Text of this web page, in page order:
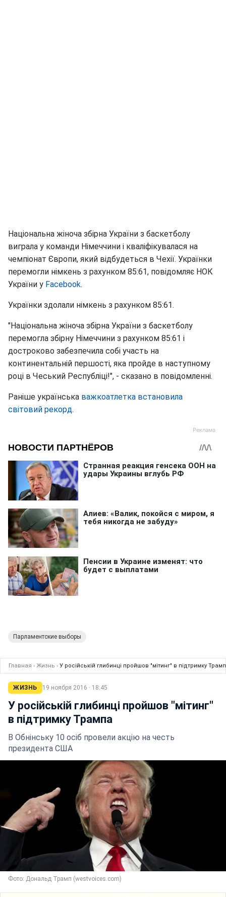
Національна жіноча збірна України з баскетболу
виграла у команди Німеччини і кваліфікувалася на
чемпіонат Європи, який відбудеться в Чехії. Українки
перемогли німкень з рахунком 85:61, повідомляє НОК
України у Facebook.
Українки здолали німкень з рахунком 85:61.
"Національна жіноча збірна України з баскетболу
перемогла збірну Німеччини з рахунком 85:61 і
достроково забезпечила собі участь на
континентальній першості, яка пройде в наступному
році в Чеський Республіці!", - сказано в повідомленні.
Раніше українська важкоатлетка встановила
світовий рекорд.
Парламентские выборы
Главная › Жизнь › У російській глибинці пройшов "мітинг" в підтримку
ЖИЗНЬ 19 ноября 2016 · 18:45
У російській глибинці пройшов "мітинг"
в підтримку Трампа
В Обнінську 10 осіб провели акцію на честь
президента США
Фото: Дональд Трамп (westvoices.com)